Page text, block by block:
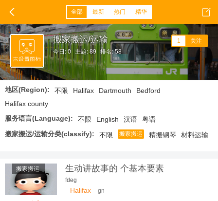
全部 最新 热门 精华
搬家搬运/运输
今日: 0 主题: 89 排名: 58
1 关注
地区(Region): 不限 Halifax Dartmouth
Bedford
Halifax county
服务语言(Language):
不限 English 汉语
粤语
搬家搬运/运输分类(classify):
不限 搬家搬运 精搬钢琴 材料运输
搬家搬运 生动讲故事的 个基本要素
fdeg
Halifax gn